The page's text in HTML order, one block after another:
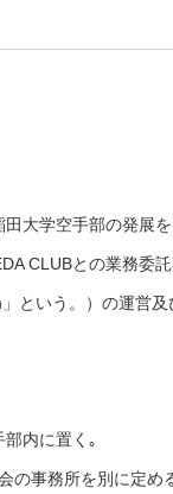
大学空手部の発展
CLUBとの業務委
」という。）の運営
内に置く｡
の事務所を別に定め